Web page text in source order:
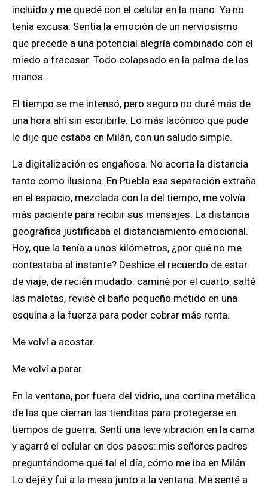
incluido y me quedé con el celular en la mano. Ya no
tenía excusa. Sentía la emoción de un nerviosismo
que precede a una potencial alegría combinado con el
miedo a fracasar. Todo colapsado en la palma de las
manos.
El tiempo se me intensó, pero seguro no duré más de
una hora ahí sin escribirle. Lo más lacónico que pude
le dije que estaba en Milán, con un saludo simple.
La digitalización es engañosa. No acorta la distancia
tanto como ilusiona. En Puebla esa separación extraña
en el espacio, mezclada con la del tiempo, me volvía
más paciente para recibir sus mensajes. La distancia
geográfica justificaba el distanciamiento emocional.
Hoy, que la tenía a unos kilómetros, ¿por qué no me
contestaba al instante? Deshice el recuerdo de estar
de viaje, de recién mudado: caminé por el cuarto, salté
las maletas, revisé el baño pequeño metido en una
esquina a la fuerza para poder cobrar más renta.
Me volví a acostar.
Me volví a parar.
En la ventana, por fuera del vidrio, una cortina metálica
de las que cierran las tienditas para protegerse en
tiempos de guerra. Sentí una leve vibración en la cama
y agarré el celular en dos pasos: mis señores padres
preguntándome qué tal el día, cómo me iba en Milán.
Lo dejé y fui a la mesa junto a la ventana. Me senté a